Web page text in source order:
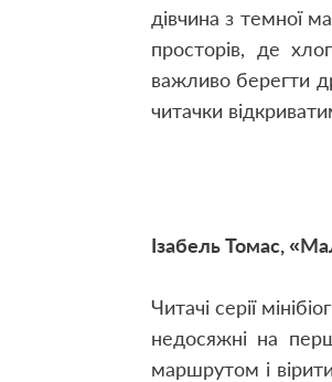
дівчина з темної
просторів, де
важливо берегти
читачки
Ізабель Томас,
Читачі серії
недосяжні на
маршрутом і